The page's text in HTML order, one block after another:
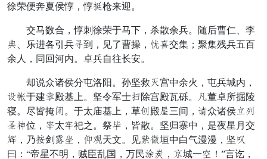
徐荣便奔夏侯惇，惇押枪来迎。
交马数合，惇刺徐荣于马下，杀散余兵。随后曹仁、李
造、乐进各引兵固到，见了曹操，耻点交集；聚集残兵五百
余人，同回河内。卓兵自往长安。
却说众诸侯分屯洛阳。孙坚救零宫中余火，屯兵城内，
射敢于建早殿基上。坚令军士隙除宫殿瓦砾。托董卓所掘陵
寝。尽皆掩旁。于太庙基上，草围殿坟三间，驱众诸侯镜度
扫尚位，创太岸祀之。祭扶，皆散。坚归寨中，是夜星月交
搭，乃负剑寿力，足尸天文。见铁原垣中白气漫漫，坚生
曰：“帝星不明，贼臣乱国，万民怎妇，神城一精！”言讫，